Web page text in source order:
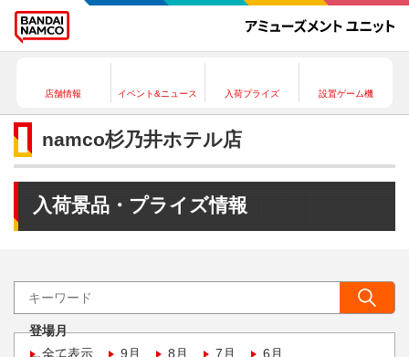
店舗情報 イベント&ニュース 入荷プライズ 設置ゲーム機
namco杉乃井ホテル店
入荷景品・プライズ情報
登場月
全て表示
9月 8月 7月 6月